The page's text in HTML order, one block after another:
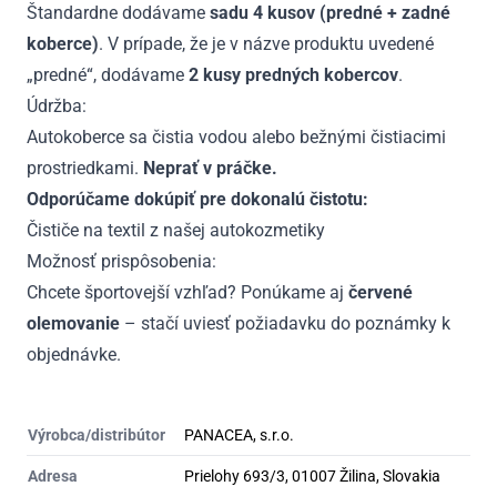
Štandardne dodávame sadu 4 kusov (predné + zadné
koberce). V prípade, že je v názve produktu uvedené
„predné“, dodávame 2 kusy predných kobercov.
Údržba:
Autokoberce sa čistia vodou alebo bežnými čistiacimi
prostriedkami. Neprať v práčke.
Odporúčame dokúpiť pre dokonalú čistotu:
Čističe na textil z našej autokozmetiky
Možnosť prispôsobenia:
Chcete športovejší vzhľad? Ponúkame aj červené
olemovanie – stačí uviesť požiadavku do poznámky k
objednávke.
Výrobca/distribútor PANACEA, s.r.o.
Adresa Prielohy 693/3, 01007 Žilina, Slovakia